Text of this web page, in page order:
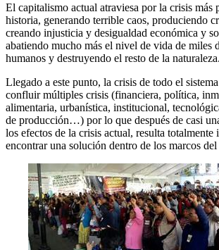
El capitalismo actual atraviesa por la crisis más
historia, generando terrible caos, produciendo
creando injusticia y desigualdad económica y
abatiendo mucho más el nivel de vida de miles
humanos y destruyendo el resto de la naturaleza.
Llegado a este punto, la crisis de todo el
confluir múltiples crisis (financiera, política,
alimentaria, urbanística, institucional,
de producción…) por lo que después de casi
los efectos de la crisis actual, resulta totalmente
encontrar una solución dentro de los marcos